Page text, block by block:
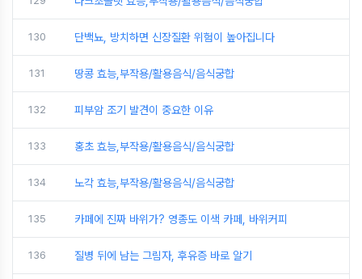
130 단백뇨, 방치하면 신장질환 위험이 높아집니다
131 땅콩 효능,부작용/활용음식/음식궁합
132 피부암 조기 발견이 중요한 이유
133 홍초 효능,부작용/활용음식/음식궁합
134 노각 효능,부작용/활용음식/음식궁합
135 카페에 진짜 바위가? 영종도 이색 카페, 바위커피
136 질병 뒤에 남는 그림자, 후유증 바로 알기